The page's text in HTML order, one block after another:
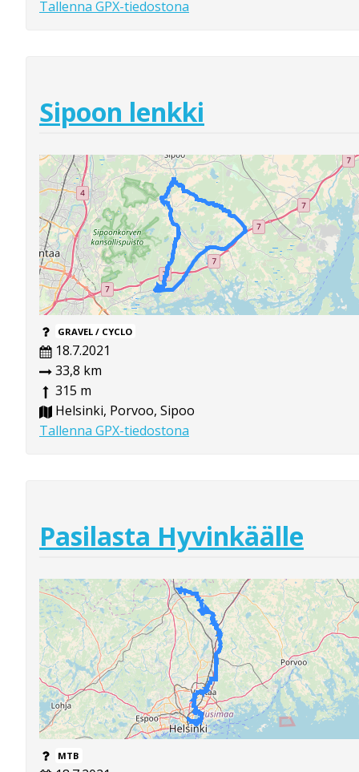
Tallenna GPX-tiedostona
Sipoon lenkki
GRAVEL / CYCLO
18.7.2021
33,8 km
315 m
Helsinki, Porvoo, Sipoo
Tallenna GPX-tiedostona
Pasilasta Hyvinkäälle
MTB